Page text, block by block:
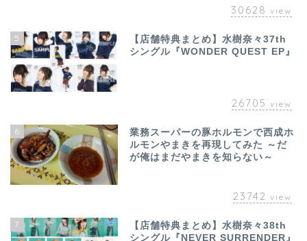
30628 view
5
【店舗特典まとめ】水樹奈々37th
シングル『WONDER QUEST EP』
26705 view
6
業務スーパーの豚ホルモンで西成ホ
ルモンやまきを再現してみた ～だ
が俺はまだやまきを知らない～
23742 view
7
【店舗特典まとめ】水樹奈々38th
シングル『NEVER SURRENDER』